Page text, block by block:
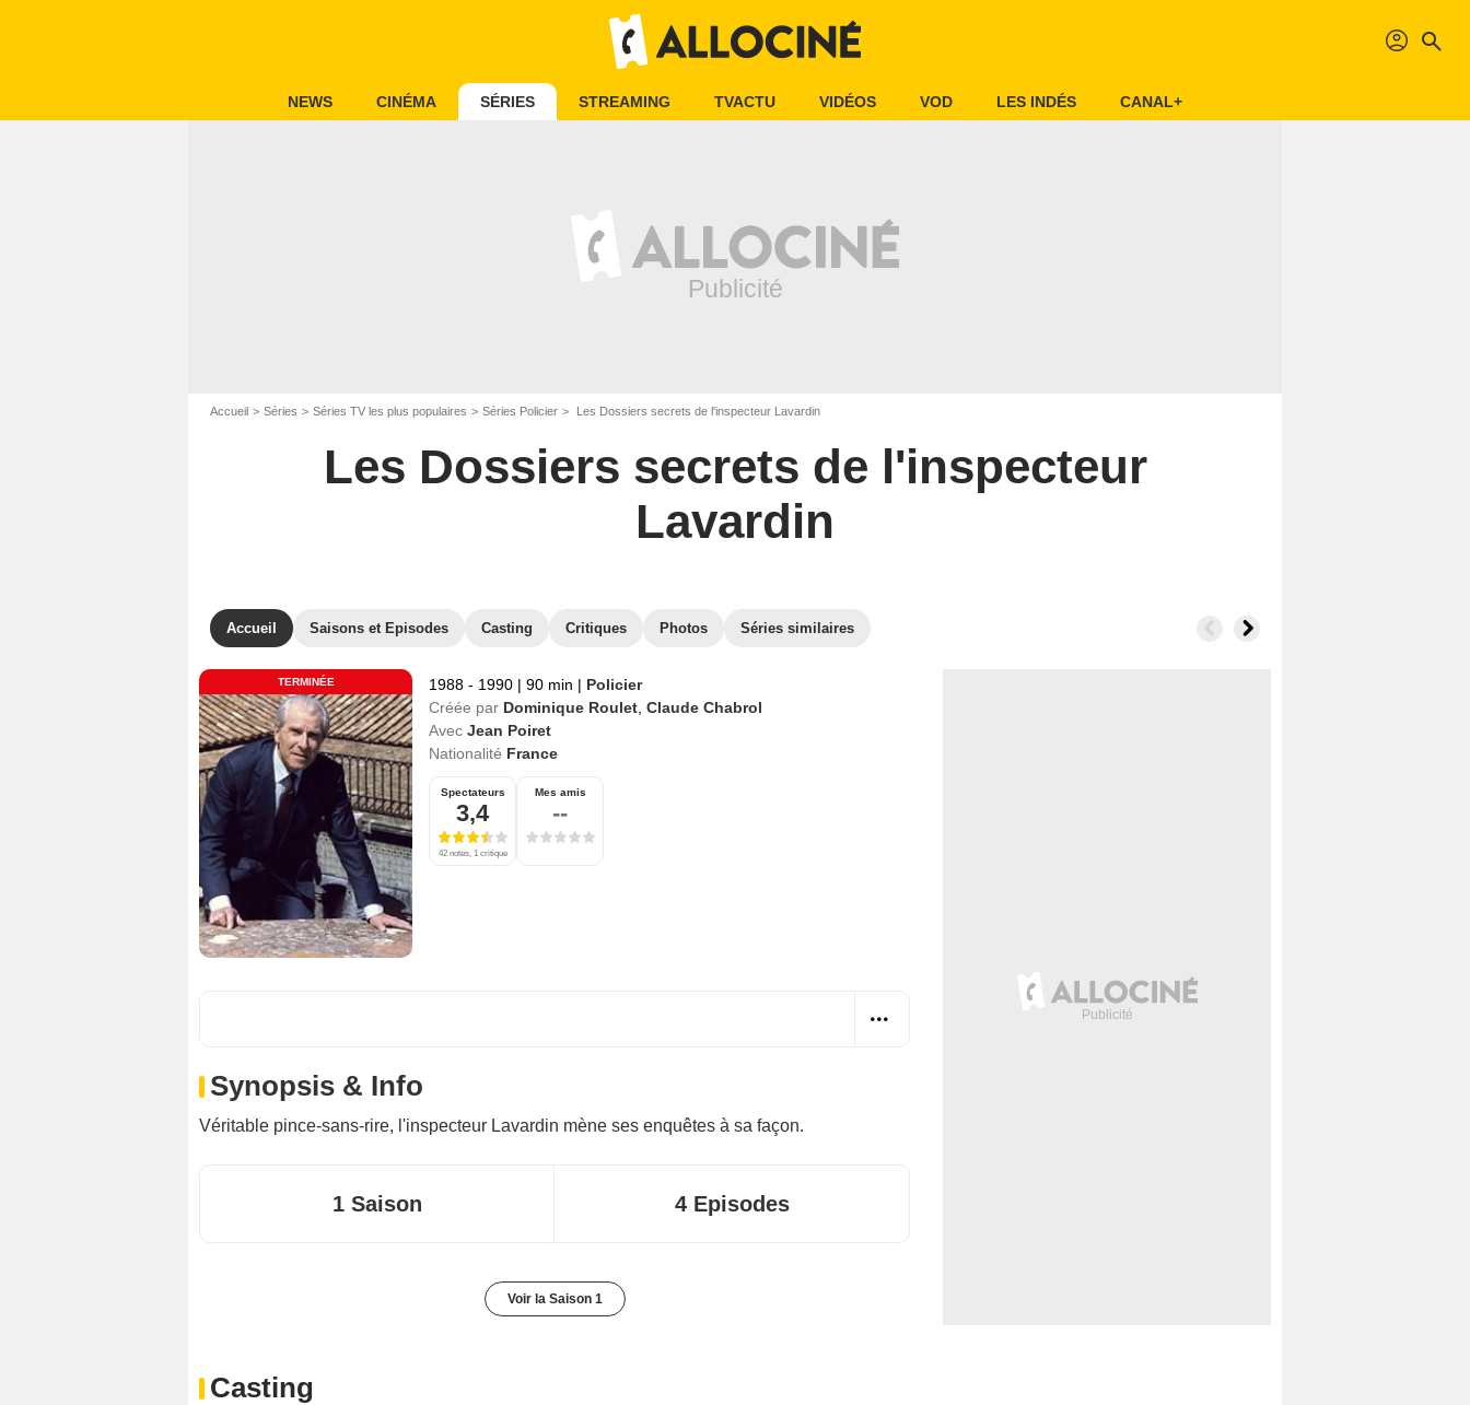
profil search
NEWS CINÉMA SÉRIES STREAMING TVACTU VIDÉOS VOD LES INDÉS CANAL+
Accueil Séries Séries TV les plus populaires Séries Policier Les Dossiers secrets de l'inspecteur Lavardin
Les Dossiers secrets de l'inspecteur
Lavardin
Accueil Saisons et Episodes Casting Critiques Photos Séries similaires
TERMINÉE 1988 - 1990 | 90 min | Policier
Créée par Dominique Roulet Claude Chabrol
Avec Jean Poiret
Nationalité France
Spectateurs
3,4
42 notes, 1 critique
Mes amis
--
Synopsis & Info
Véritable pince-sans-rire, l'inspecteur Lavardin mène ses enquêtes à sa façon.
1 Saison 4 Episodes
Voir la Saison 1
Casting